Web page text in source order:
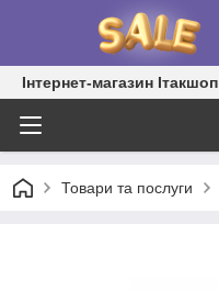
Інтернет-магазин Ітакшоп
Товари та послуги